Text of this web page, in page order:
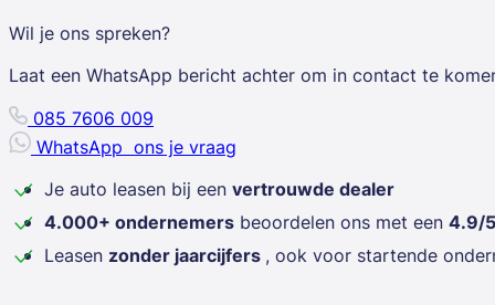
Wil je ons spreken?
Laat een WhatsApp bericht achter om in contact te
085 7606 009
WhatsApp ons je vraag
Je auto leasen bij een vertrouwde dealer
4.000+ ondernemers beoordelen ons met een 4.9/5
Leasen zonder jaarcijfers , ook voor startende